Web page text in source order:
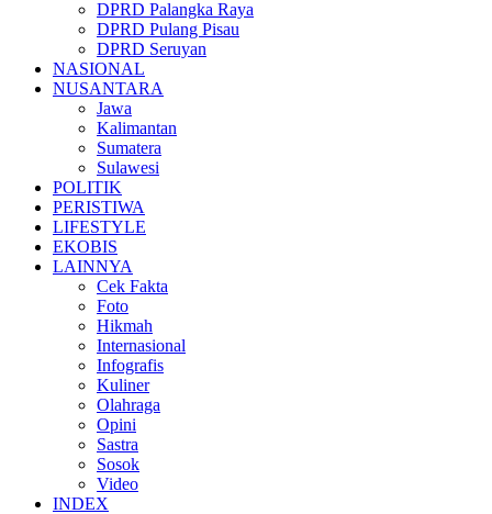
DPRD Palangka Raya
DPRD Pulang Pisau
DPRD Seruyan
NASIONAL
NUSANTARA
Jawa
Kalimantan
Sumatera
Sulawesi
POLITIK
PERISTIWA
LIFESTYLE
EKOBIS
LAINNYA
Cek Fakta
Foto
Hikmah
Internasional
Infografis
Kuliner
Olahraga
Opini
Sastra
Sosok
Video
INDEX